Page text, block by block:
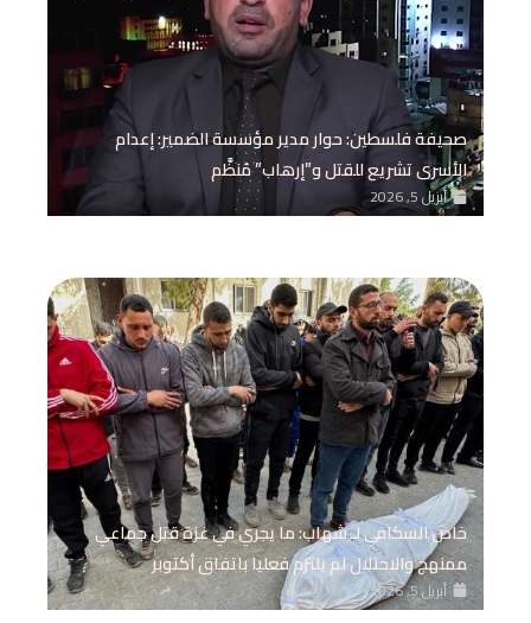
صحيفة فلسطين: حوار مدير مؤسسة الضمير: إعدام
الأسرى تشريع للقتل و”إرهاب” مُنظَّم
أبريل 5, 2026
خاص السكافي لـ شهاب: ما يجري في غزة قتل جماعي
ممنهج والاحتلال لم يلتزم فعليا باتفاق أكتوبر
أبريل 5, 2026